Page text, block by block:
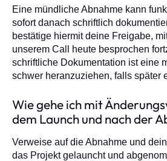
Eine mündliche Abnahme kann
sofort danach schriftlich
bestätige hiermit deine Freigabe,
unserem Call heute besprochen
schriftliche Dokumentation ist eine
schwer heranzuziehen, falls später
Wie gehe ich mit
dem Launch und nach der
Verweise auf die Abnahme und
das Projekt gelauncht und